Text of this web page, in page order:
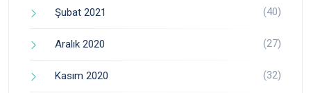
Şubat 2021 (40)
Aralık 2020 (27)
Kasım 2020 (32)